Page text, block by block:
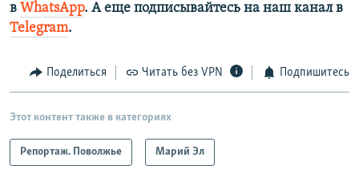
в WhatsApp. А еще подписывайтесь на наш канал в
Telegram.
Поделиться Читать без VPN Подпишитесь
Этот контент также в категориях
Репортаж. Поволжье Марий Эл